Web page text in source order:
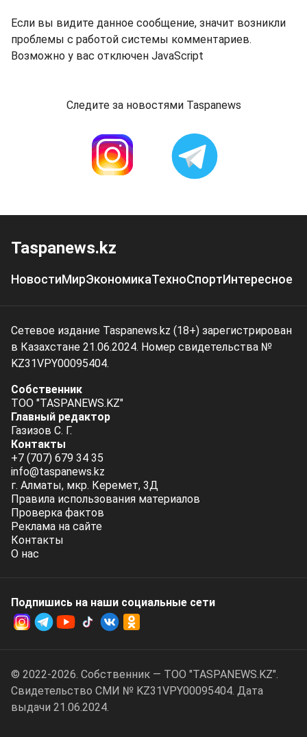
Если вы видите данное сообщение, значит возникли
проблемы с работой системы комментариев.
Возможно у вас отключен JavaScript
Следите за новостями Taspanews
Taspanews.kz
НовостиМирЭкономикаТехноСпортИнтересное
Сетевое издание Taspanews.kz (18+) зарегистрирован
в Казахстане 21.06.2024. Номер свидетельства №
KZ31VPY00095404.
Собственник
ТОО "TASPANEWS.KZ"
Главный редактор
Газизов С. Г.
Контакты
+7 (707) 679 34 35
info@taspanews.kz
г. Алматы, мкр. Керемет, 3Д
Правила использования материалов
Проверка фактов
Реклама на сайте
Контакты
О нас
Подпишись на наши социальные cети
© 2022-2026. Собственник — ТОО "TASPANEWS.KZ".
Cвидетельство СМИ № KZ31VPY00095404. Дата
выдачи 21.06.2024.